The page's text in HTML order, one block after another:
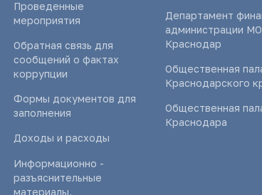
Проведенные
мероприятия
Обратная связь для
сообщений о фактах
коррупции
Формы документов для
заполнения
Доходы и расходы
Информационно -
разъяснительные
материалы,
Департамент
администрации МО
Краснодар
Общественная
Краснодарского
Общественная
Краснодара